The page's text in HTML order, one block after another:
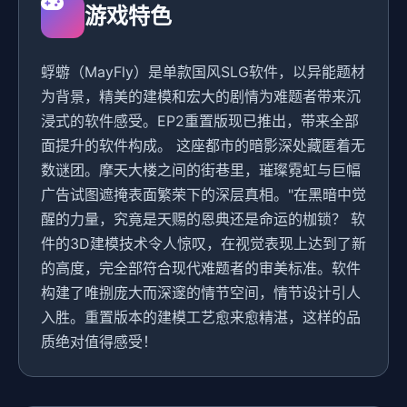
游戏特色
蜉蝣（MayFly）是单款国风SLG软件，以异能题材
为背景，精美的建模和宏大的剧情为难题者带来沉
浸式的软件感受。EP2重置版现已推出，带来全部
面提升的软件构成。 这座都市的暗影深处藏匿着无
数谜团。摩天大楼之间的街巷里，璀璨霓虹与巨幅
广告试图遮掩表面繁荣下的深层真相。"在黑暗中觉
醒的力量，究竟是天赐的恩典还是命运的枷锁？ 软
件的3D建模技术令人惊叹，在视觉表现上达到了新
的高度，完全部符合现代难题者的审美标准。软件
构建了唯捌庞大而深邃的情节空间，情节设计引人
入胜。重置版本的建模工艺愈来愈精湛，这样的品
质绝对值得感受！